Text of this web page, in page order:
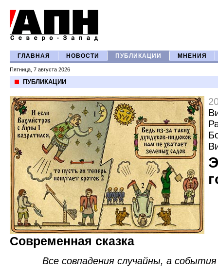
ГЛАВНАЯ НОВОСТИ ПУБЛИКАЦИИ МНЕНИЯ
Пятница, 7 августа 2026
ПУБЛИКАЦИИ
Современная сказка
Все совпадения случайны, а